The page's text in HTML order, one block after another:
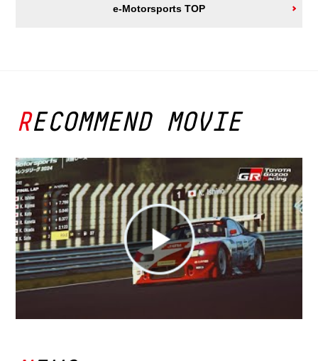
e-Motorsports TOP
RECOMMEND MOVIE